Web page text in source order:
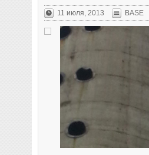
11 июля, 2013 BASE